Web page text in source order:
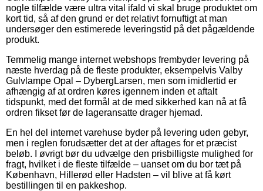
nogle tilfælde være ultra vital ifald vi skal bruge produktet om
kort tid, så af den grund er det relativt fornuftigt at man
undersøger den estimerede leveringstid på det pågældende
produkt.
Temmelig mange internet webshops frembyder levering på
næste hverdag på de fleste produkter, eksempelvis Valby
Gulvlampe Opal – DybergLarsen, men som imidlertid er
afhængig af at ordren køres igennem inden et aftalt
tidspunkt, med det formål at de med sikkerhed kan nå at få
ordren fikset før de lageransatte drager hjemad.
En hel del internet varehuse byder på levering uden gebyr,
men i reglen forudsætter det at der aftages for et præcist
beløb. I øvrigt bør du udvælge den prisbilligste mulighed for
fragt, hvilket i de fleste tilfælde – uanset om du bor tæt på
København, Hillerød eller Hadsten – vil blive at få kørt
bestillingen til en pakkeshop.